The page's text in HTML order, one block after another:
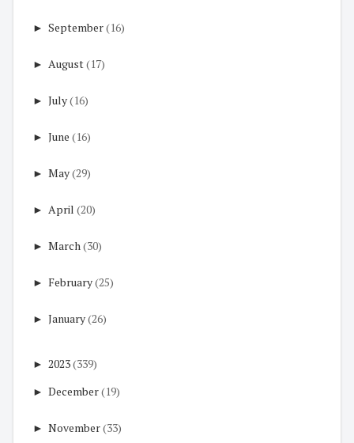
► September(16)
► August(17)
► July(16)
► June (16)
► May(29)
► April (20)
► March(30)
► February(25)
► January(26)
► 2023(339)
► December(19)
► November(33)